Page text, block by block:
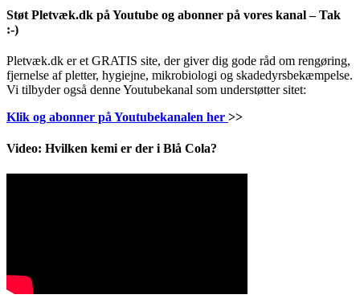
Støt Pletvæk.dk på Youtube og abonner på vores kanal – Tak
:-)
Pletvæk.dk er et GRATIS site, der giver dig gode råd om rengøring,
fjernelse af pletter, hygiejne, mikrobiologi og skadedyrsbekæmpelse.
Vi tilbyder også denne Youtubekanal som understøtter sitet:
Klik og abonner på Youtubekanalen her >>
Video: Hvilken kemi er der i Blå Cola?